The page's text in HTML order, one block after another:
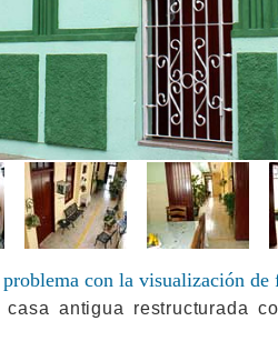
con la visualización de
antigua restructurada